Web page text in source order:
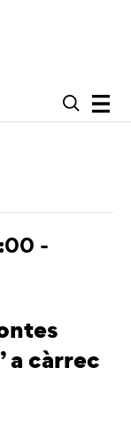
-
a càrrec